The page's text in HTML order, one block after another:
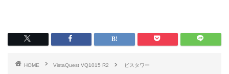
HOME VistaQuest VQ1015 R2 ビスタワー